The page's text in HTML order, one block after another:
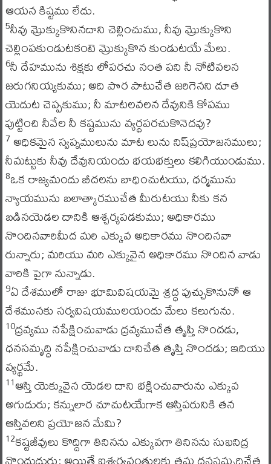
ఆయన కిష్టము లేదు.
5నీవు మ్రొక్కుకొనినదాని చెల్లించుము, నీవు మ్రొక్కుకొని
చెల్లింపకుండుటకంటె మ్రొక్కుకొన కుండుటయే మేలు.
6నీ దేహమును శిక్షకు లోపరచు నంత పని నీ నోటివలన
జరుగనియ్యకుము; అది పొర పాటుచేత జరిగెనని దూత
యెదుట చెప్పకుము; నీ మాటలవలన దేవునికి కోపము
పుట్టించి నీవేల నీ కష్టమును వ్యర్థపరచుకొనెదవు?
7అధికమైన స్వప్నములును మాట లును నిష్‌ప్రయోజనములు;
నీమట్టుకు నీవు దేవునియందు భయభక్తులు కలిగియుండుము.
8ఒక రాజ్యమందు బీదలను బాధించుటయు, ధర్మమును
న్యాయమును బలాత్కారముచేత మీరుటయు నీకు కన
బడినయెడల దానికి ఆశ్చర్యపడకుము; అధికారము
నొందినవారిమీద మరి ఎక్కువ అధికారము నొందినవా
రున్నారు; మరియు మరి ఎక్కువైన అధికారము నొందిన వాడు
వారికి పైగా నున్నాడు.
9ఏ దేశములో రాజు భూమివిషయమై శ్రద్ధ పుచ్చుకొనునో ఆ
దేశమునకు సర్వవిషయములయందు మేలు కలుగును.
10ద్రవ్యము నపేక్షించువాడు ద్రవ్యముచేత తృప్తి నొందడు,
ధనసమృద్ధి నపేక్షించువాడు దానిచేత తృప్తి నొందడు; ఇదియు
వ్యర్థమే.
11ఆస్తి యెక్కువైన యెడల దాని భక్షించువారును ఎక్కువ
అగుదురు; కన్నులార చూచుటయేగాక ఆస్తిపరునికి తన
ఆస్తివలని ప్రయోజన మేమి?
12కష్టజీవులు కొద్దిగా తినినను ఎక్కువగా తినినను సుఖనిద్ర